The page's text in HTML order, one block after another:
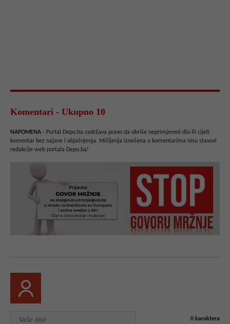
Komentari - Ukupno 10
NAPOMENA - Portal Depo.ba zadržava pravo da obriše neprimjereni dio ili cijeli
komentar bez najave i objašnjenja. Mišljenja iznešena u komentarima nisu stavovi
redakcije web portala Depo.ba!
0 karaktera